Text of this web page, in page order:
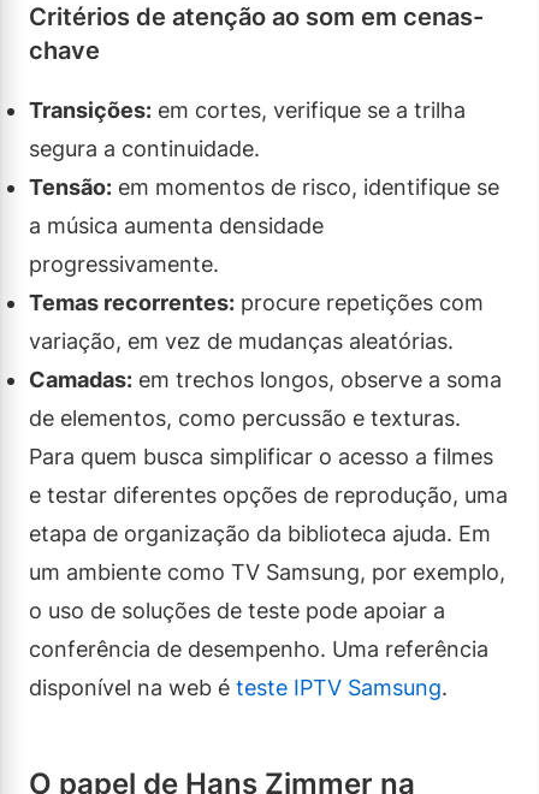
Critérios de atenção ao som em cenas-
chave
Transições: em cortes, verifique se a trilha
segura a continuidade.
Tensão: em momentos de risco, identifique se
a música aumenta densidade
progressivamente.
Temas recorrentes: procure repetições com
variação, em vez de mudanças aleatórias.
Camadas: em trechos longos, observe a soma
de elementos, como percussão e texturas.
Para quem busca simplificar o acesso a filmes
e testar diferentes opções de reprodução, uma
etapa de organização da biblioteca ajuda. Em
um ambiente como TV Samsung, por exemplo,
o uso de soluções de teste pode apoiar a
conferência de desempenho. Uma referência
disponível na web é teste IPTV Samsung.
O papel de Hans Zimmer na